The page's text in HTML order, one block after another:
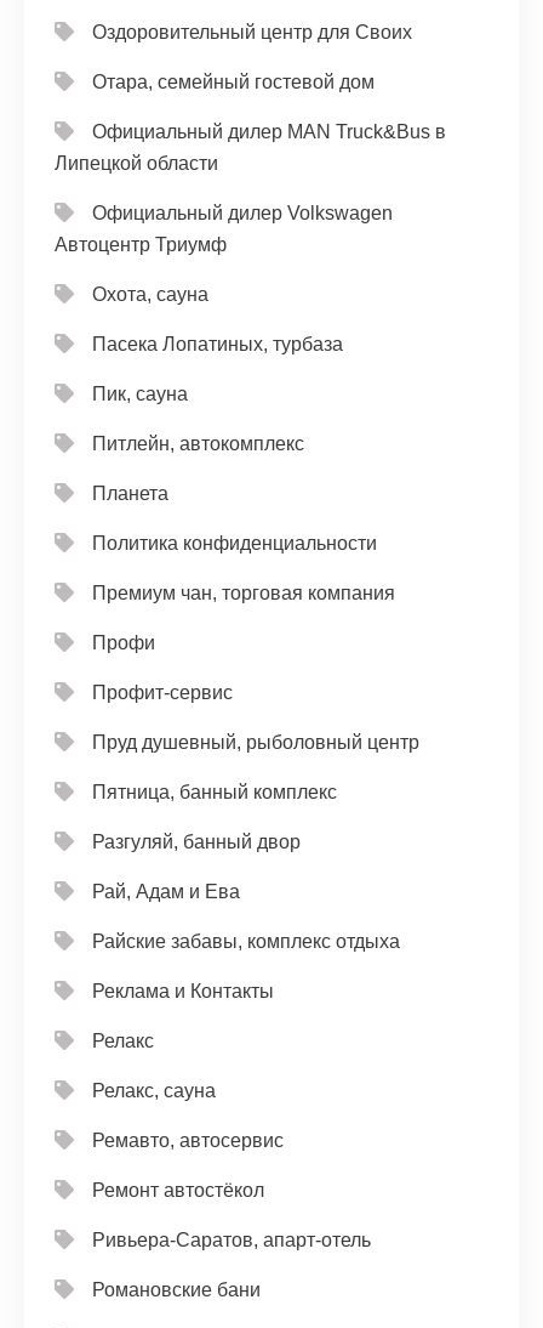
Оздоровительный центр для Своих
Отара, семейный гостевой дом
Официальный дилер MAN Truck&Bus в
Липецкой области
Официальный дилер Volkswagen
Автоцентр Триумф
Охота, сауна
Пасека Лопатиных, турбаза
Пик, сауна
Питлейн, автокомплекс
Планета
Политика конфиденциальности
Премиум чан, торговая компания
Профи
Профит-сервис
Пруд душевный, рыболовный центр
Пятница, банный комплекс
Разгуляй, банный двор
Рай, Адам и Ева
Райские забавы, комплекс отдыха
Реклама и Контакты
Релакс
Релакс, сауна
Ремавто, автосервис
Ремонт автостёкол
Ривьера-Саратов, апарт-отель
Романовские бани